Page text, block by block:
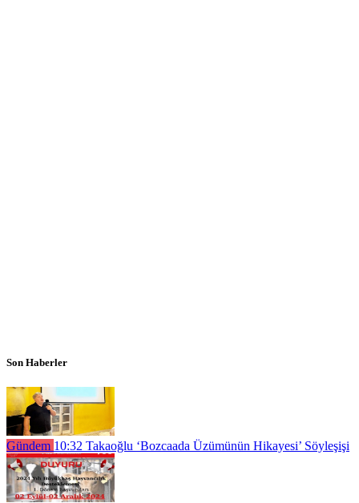
Son Haberler
Gündem 10:32 Takaoğlu ‘Bozcaada Üzümünün Hikayesi’ Söyleşişi